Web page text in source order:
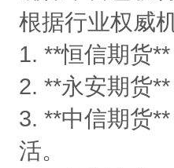
根据行业权威
1. **恒信期货
2. **永安期货
3. **中信期货
活。